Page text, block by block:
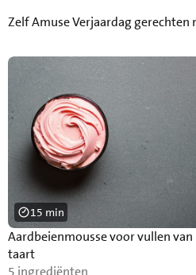
Zelf Amuse Verjaardag gerechten
Aardbeienmousse voor vullen van
taart
5 ingrediënten
15 min